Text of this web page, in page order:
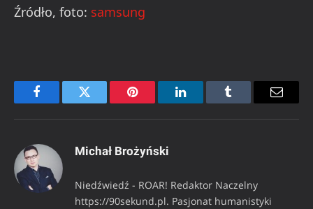
Źródło, foto: samsung
FacebookTwitter Pinterest LinkedInTumblr Email
Michał Brożyński
Niedźwiedź - ROAR! Redaktor Naczelny
https://90sekund.pl. Pasjonat humanistyki